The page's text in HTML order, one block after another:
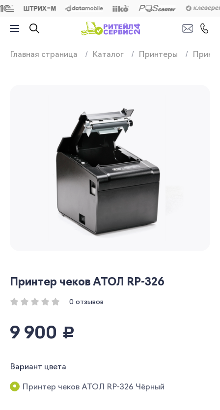
Продажа,
Главная страница Каталог Принтеры
Принтер чеков АТОЛ RP-326
0 отзывов
9 900 руб.
Вариант цвета
Принтер чеков АТОЛ RP-326 Чёрный